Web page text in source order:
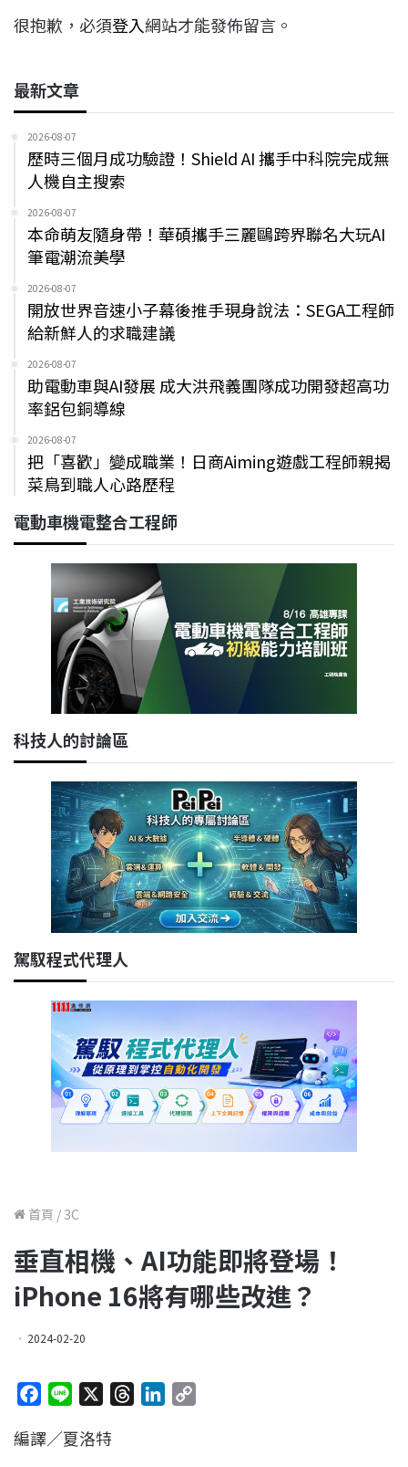
很抱歉，必須登入網站才能發佈留言。
最新文章
2026-08-07
歷時三個月成功驗證！Shield AI 攜手中科院完成無
人機自主搜索
2026-08-07
本命萌友隨身帶！華碩攜手三麗鷗跨界聯名大玩AI
筆電潮流美學
2026-08-07
開放世界音速小子幕後推手現身說法：SEGA工程師
給新鮮人的求職建議
2026-08-07
助電動車與AI發展 成大洪飛義團隊成功開發超高功
率鋁包銅導線
2026-08-07
把「喜歡」變成職業！日商Aiming遊戲工程師親揭
菜鳥到職人心路歷程
電動車機電整合工程師
科技人的討論區
駕馭程式代理人